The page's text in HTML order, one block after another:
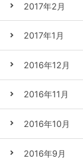
2017年2月
2017年1月
2016年12月
2016年11月
2016年10月
2016年9月